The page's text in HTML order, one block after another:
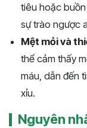
tiêu hoặc
sự trào ngược
Mệt mỏi và
thể cảm thấy
máu, dẫn đến
xỉu.
Nguyên